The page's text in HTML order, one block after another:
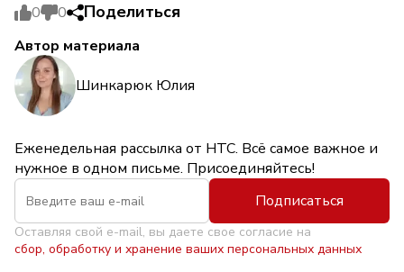
0 0 Поделиться
Автор материала
Шинкарюк Юлия
Еженедельная рассылка от НТС. Всё самое важное и
нужное в одном письме. Присоединяйтесь!
Подписаться
Оставляя свой e-mail, вы даете свое согласие на
сбор, обработку и хранение ваших персональных данных